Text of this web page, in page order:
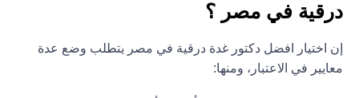
درقية في مصر ؟
إن اختيار افضل دكتور غدة درقية في مصر يتطلب وضع عدة
معايير في الاعتبار، ومنها: